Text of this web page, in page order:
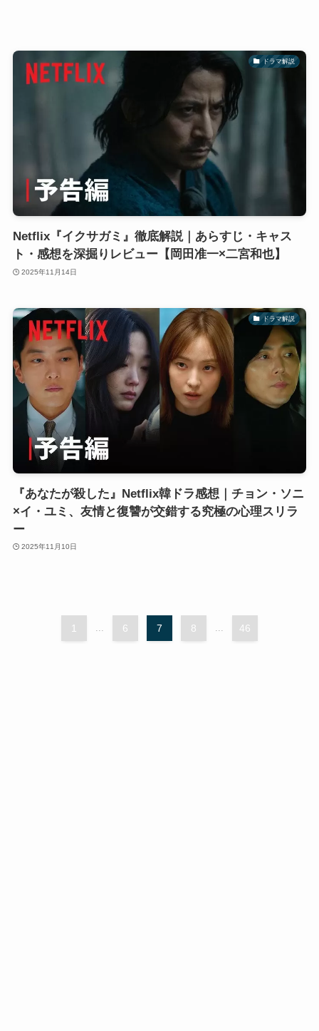
ドラマ解説
Netflix『イクサガミ』徹底解説｜あらすじ・キャス
ト・感想を深掘りレビュー【岡田准一×二宮和也】
2025年11月14日
ドラマ解説
『あなたが殺した』Netflix韓ドラ感想｜チョン・ソニ
×イ・ユミ、友情と復讐が交錯する究極の心理スリラ
ー
2025年11月10日
1 6 7 8 46